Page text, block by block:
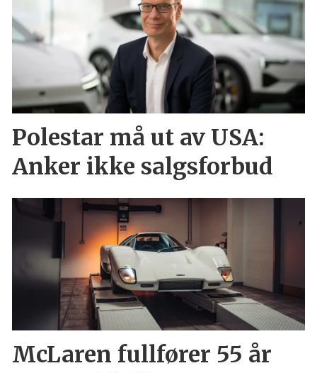
Polestar må ut av USA:
Anker ikke salgsforbud
McLaren fullfører 55 år